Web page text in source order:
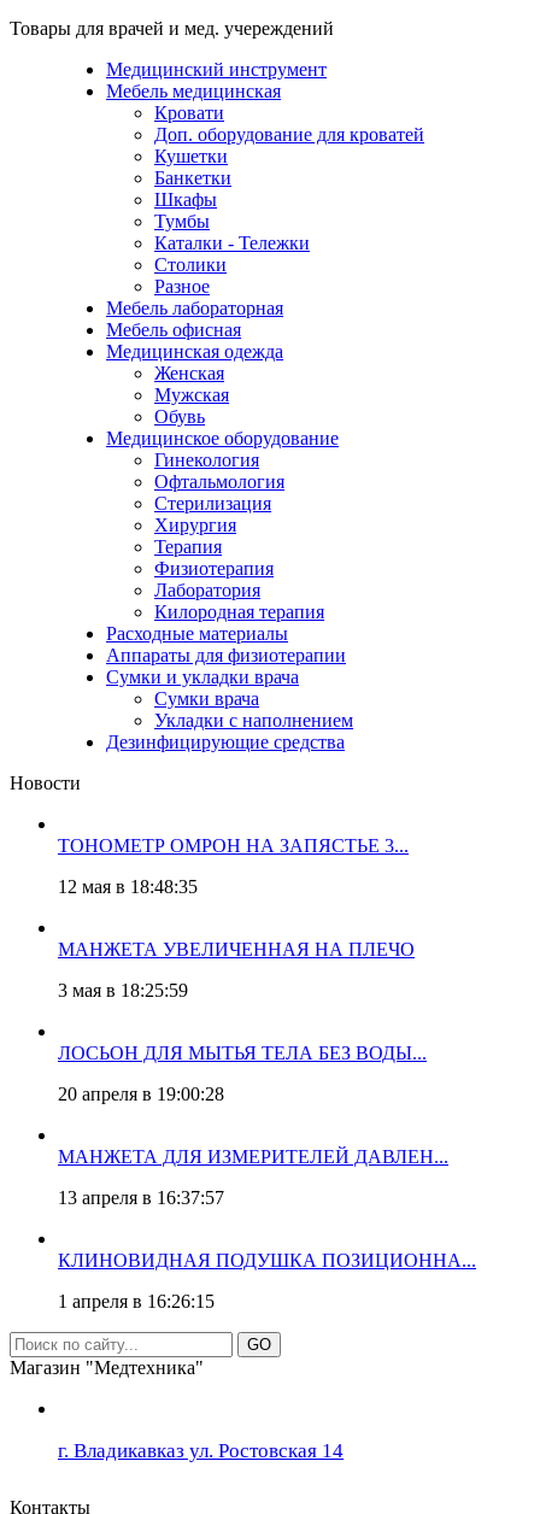
Товары для врачей и мед. учереждений
Медицинский инструмент
Мебель медицинская
Кровати
Доп. оборудование для кроватей
Кушетки
Банкетки
Шкафы
Тумбы
Каталки - Тележки
Столики
Разное
Мебель лабораторная
Мебель офисная
Медицинская одежда
Женская
Мужская
Обувь
Медицинское оборудование
Гинекология
Офтальмология
Стерилизация
Хирургия
Терапия
Физиотерапия
Лаборатория
Килородная терапия
Расходные материалы
Аппараты для физиотерапии
Сумки и укладки врача
Сумки врача
Укладки с наполнением
Дезинфицирующие средства
Новости
ТОНОМЕТР ОМРОН НА ЗАПЯСТЬЕ 3...
12 мая в 18:48:35
МАНЖЕТА УВЕЛИЧЕННАЯ НА ПЛЕЧО
3 мая в 18:25:59
ЛОСЬОН ДЛЯ МЫТЬЯ ТЕЛА БЕЗ ВОДЫ...
20 апреля в 19:00:28
МАНЖЕТА ДЛЯ ИЗМЕРИТЕЛЕЙ ДАВЛЕН...
13 апреля в 16:37:57
КЛИНОВИДНАЯ ПОДУШКА ПОЗИЦИОННА...
1 апреля в 16:26:15
GO
Магазин "Медтехника"
г. Владикавказ ул. Ростовская 14
Контакты